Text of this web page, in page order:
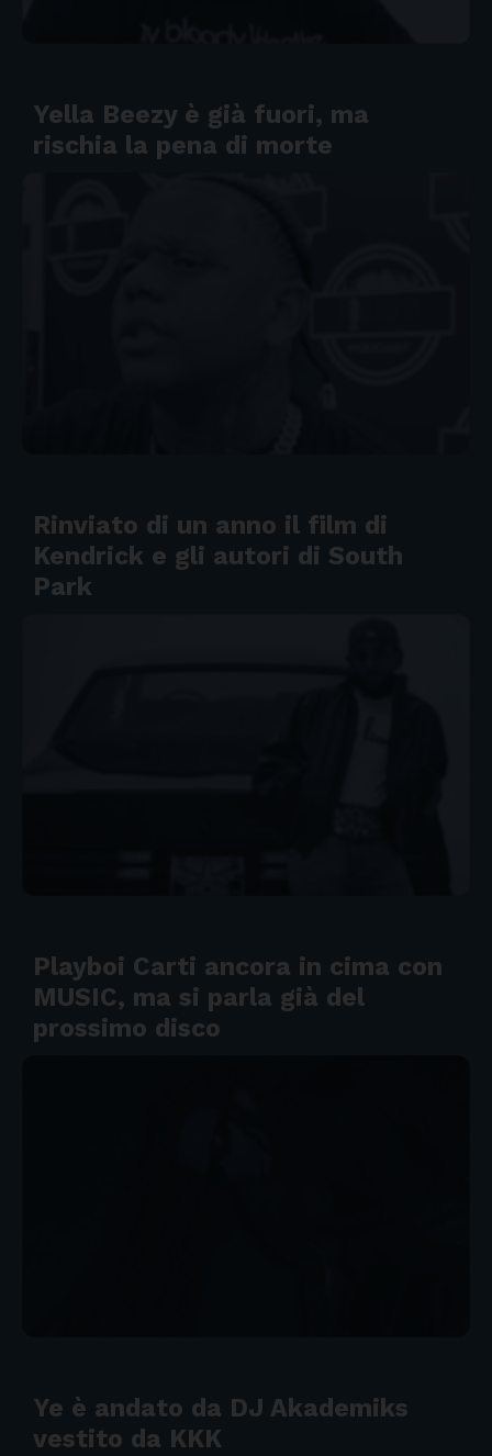
Yella Beezy è già fuori, ma
rischia la pena di morte
Rinviato di un anno il film di
Kendrick e gli autori di South
Park
Playboi Carti ancora in cima con
MUSIC, ma si parla già del
prossimo disco
Ye è andato da DJ Akademiks
vestito da KKK